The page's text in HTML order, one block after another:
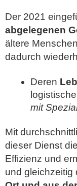
Der 2021
abgelegenen
ältere
dadurch
Deren
mit
Mit
dieser Dienst
Effizienz und
und gleichzeitig